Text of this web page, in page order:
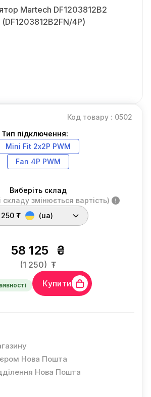
Код товару : 0502
Тип підключення:
Mini Fit 2х2P PWM
Fan 4P PWM
Виберіть склад
складу змінюється вартість)
250 ₮
(ua)
58 125 ₴
(1 250) ₮
Купити
Нова Пошта
Нова Пошта